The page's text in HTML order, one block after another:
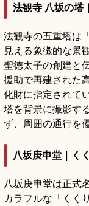
法観寺 八坂の塔
法観寺の五重塔は
見える象徴的な景
聖徳太子の創建と
援助で再建された
化財に指定されて
塔を背景に撮影す
ず、周囲の通行を
八坂庚申堂｜く
八坂庚申堂は正式
カラフルな「くく